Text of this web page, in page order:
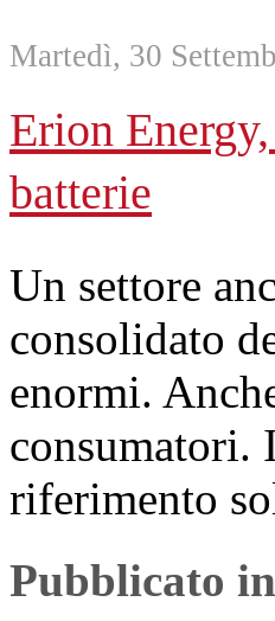
Martedì, 30
Erion
batterie
Un settore
consolidato
enormi.
consumatori.
riferimento
Pubblicato in